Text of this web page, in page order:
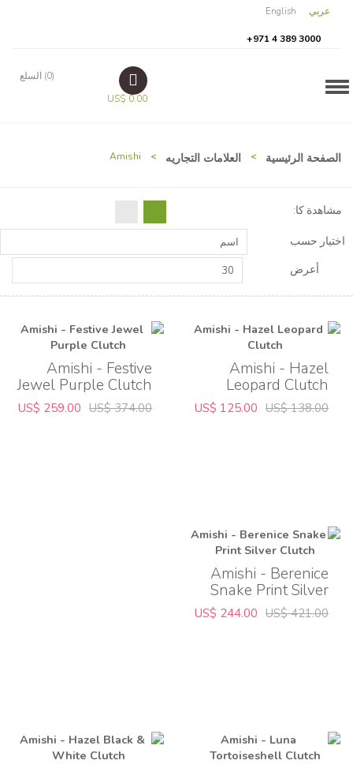
عربي English
+971 4 389 3000
Navigation
(0) السلع
US$ 0.00
الصفحة الرئيسية > العلامات التجاريه >
Amishi
مشاهدة كا:
اختيار حسب اسم
أعرض 30
Amishi - Hazel
Leopard Clutch
US$ 138.00
US$ 125.00
Amishi - Festive
Jewel Purple Clutch
US$ 374.00
US$ 259.00
Amishi - Berenice
Snake Print Silver
Clutch
US$ 421.00
US$ 244.00